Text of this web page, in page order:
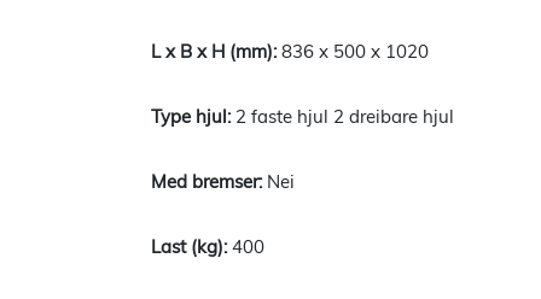
836 x 500 x 1020
2 faste hjul 2 dreibare hjul
Nei
400